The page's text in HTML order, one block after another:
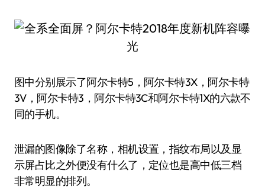
图中分别展示了阿尔卡特5，阿尔卡特3X，阿尔卡特
3V，阿尔卡特3，阿尔卡特3C和阿尔卡特1X的六款不
同的手机。
泄漏的图像除了名称，相机设置，指纹布局以及显
示屏占比之外便没有什么了，定位也是高中低三档
非常明显的排列。